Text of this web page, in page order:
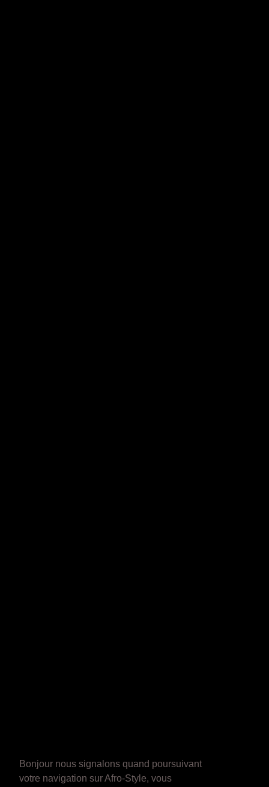
Bonjour nous signalons quand poursuivant
votre navigation sur Afro-Style, vous